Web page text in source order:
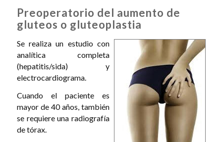
Preoperatorio del aumento de
gluteos o gluteoplastia
Se realiza un estudio con
analítica completa
(hepatitis/sida) y
electrocardiograma.
Cuando el paciente es
mayor de 40 años, también
se requiere una radiografía
de tórax.